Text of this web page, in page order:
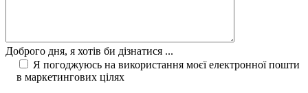
Доброго дня, я хотів би дізнатися ...
Я погоджуюсь на використання моєї електронної пошти
в маркетингових цілях